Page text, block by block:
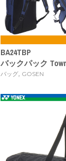
BA24TBP
バックパック
バッグ, GOSEN